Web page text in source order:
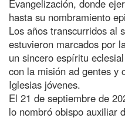
Evangelización, donde
hasta su nombramiento
Los años transcurridos al
estuvieron marcados por
un sincero espíritu
con la misión ad gentes y
Iglesias jóvenes.
El 21 de septiembre de
lo nombró obispo auxiliar